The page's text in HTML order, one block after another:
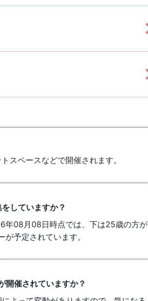
スペースなどで開催されます。
していますか？
年08月08日時点では、下は25歳の方が
予定されています。
開催されていますか？